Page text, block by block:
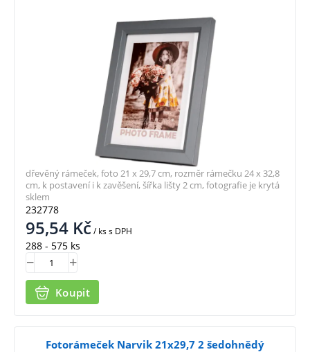
232778
95,54 Kč/ kss DPH
288 - 575 ks
Koupit
dřevěný rámeček, foto 21 x 29,7 cm, rozměr rámečku 24 x 32,8
cm, k postavení i k zavěšení, šířka lišty 2 cm, fotografie je krytá
sklem
Fotorámeček Narvik 21x29,7 2 šedohnědý